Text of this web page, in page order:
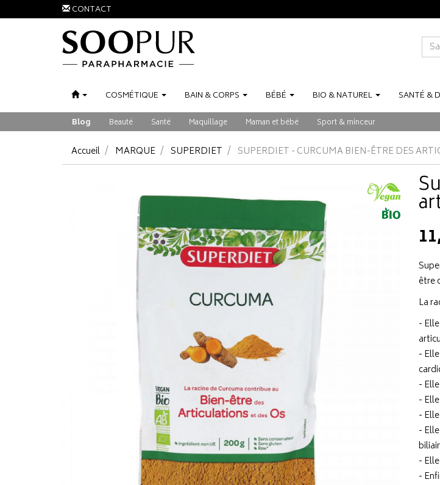
CONTACT
COSMÉTIQUE BAIN &CORPS BÉBÉ BIO &NATUREL SANTÉ &
Blog Beauté Santé Maquillage Maman et bébé Sport & minceur
Accueil MARQUE SUPERDIET SUPERDIET - CURCUMA BIEN-ÊTRE DES
être
La
-
-
-
-
-
-
-
-